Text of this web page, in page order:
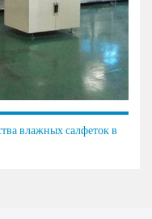
влажных салфеток в